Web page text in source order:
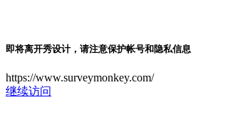
即将离开秀设计，请注意保护帐号和隐私信息
https://www.surveymonkey.com/
继续访问